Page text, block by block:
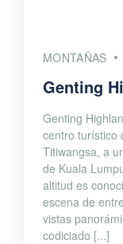
MONTAÑAS
Genting
Genting
centro turístico
Titiwangsa, a
de Kuala
altitud es
escena de
vistas
codiciado [...]